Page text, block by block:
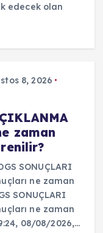
edecek olan
8, 2026
zaman
SONUÇLARI
ne zaman
SONUÇLARI
ne zaman
08/08/2026,…